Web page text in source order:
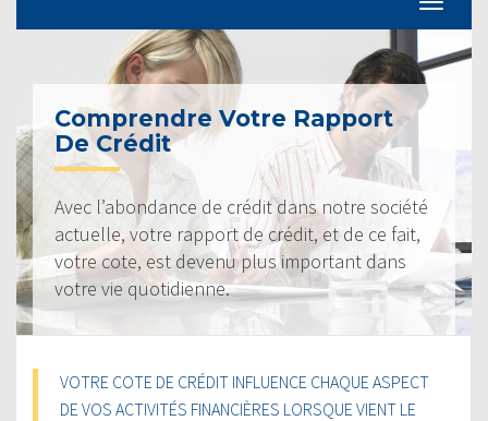
Comprendre Votre Rapport
De Crédit
Avec l’abondance de crédit dans notre société
actuelle, votre rapport de crédit, et de ce fait,
votre cote, est devenu plus important dans
votre vie quotidienne.
VOTRE COTE DE CRÉDIT INFLUENCE CHAQUE ASPECT
DE VOS ACTIVITÉS FINANCIÈRES LORSQUE VIENT LE